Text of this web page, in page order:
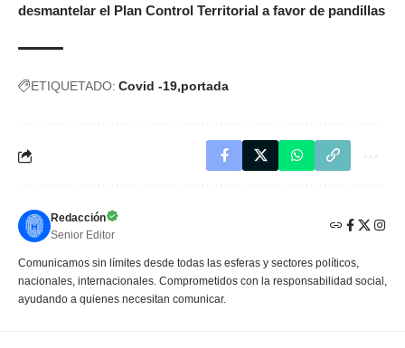
desmantelar el Plan Control Territorial a favor de pandillas
ETIQUETADO: Covid -19 portada
Redacción
Senior Editor
Comunicamos sin límites desde todas las esferas y sectores políticos,
nacionales, internacionales. Comprometidos con la responsabilidad social,
ayudando a quienes necesitan comunicar.